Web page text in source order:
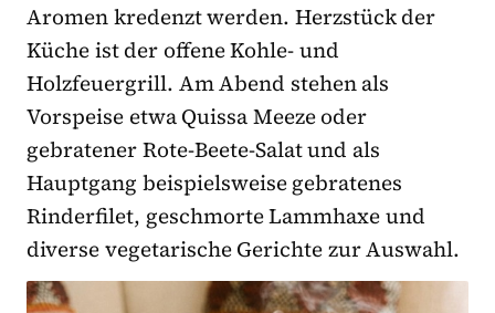
Aromen kredenzt werden. Herzstück der
Küche ist der offene Kohle- und
Holzfeuergrill. Am Abend stehen als
Vorspeise etwa Quissa Meeze oder
gebratener Rote-Beete-Salat und als
Hauptgang beispielsweise gebratenes
Rinderfilet, geschmorte Lammhaxe und
diverse vegetarische Gerichte zur Auswahl.